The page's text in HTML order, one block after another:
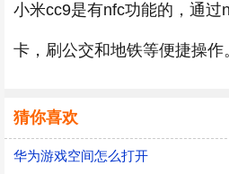
小米cc9是有nfc功能的，通过
卡，刷公交和地铁等便捷操作
猜你喜欢
华为游戏空间怎么打开